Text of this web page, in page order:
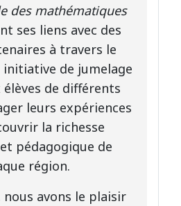
des mathématiques
ses liens avec des
à travers le
initiative de jumelage
de différents
leurs expériences
la richesse
pédagogique de
région.
nous avons le plaisir